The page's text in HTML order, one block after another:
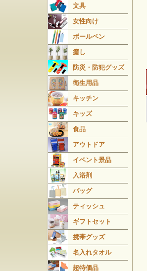
文具
女性向け
ボールペン
癒し
防災・防犯グッズ
衛生用品
キッチン
キッズ
食品
アウトドア
イベント景品
入浴剤
バッグ
ティッシュ
ギフトセット
携帯グッズ
名入れタオル
超特価品